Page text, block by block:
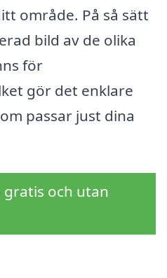
område. På så sätt
bild av de olika
för
gör det enklare
passar just dina
gratis och utan